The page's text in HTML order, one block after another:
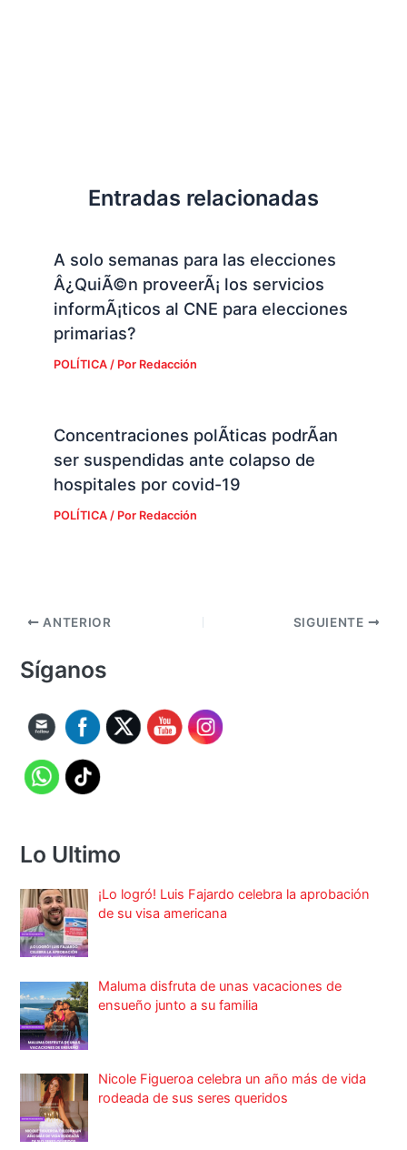
Entradas relacionadas
A solo semanas para las elecciones
Â¿QuiÃ©n proveerÃ¡ los servicios
informÃ¡ticos al CNE para elecciones
primarias?
POLÍTICA/ Por Redacción
Concentraciones polÃ­ticas podrÃ­an
ser suspendidas ante colapso de
hospitales por covid-19
POLÍTICA/ Por Redacción
ANTERIOR SIGUIENTE
Síganos
Lo Ultimo
¡Lo logró! Luis Fajardo celebra la aprobación
de su visa americana
Maluma disfruta de unas vacaciones de
ensueño junto a su familia
Nicole Figueroa celebra un año más de vida
rodeada de sus seres queridos